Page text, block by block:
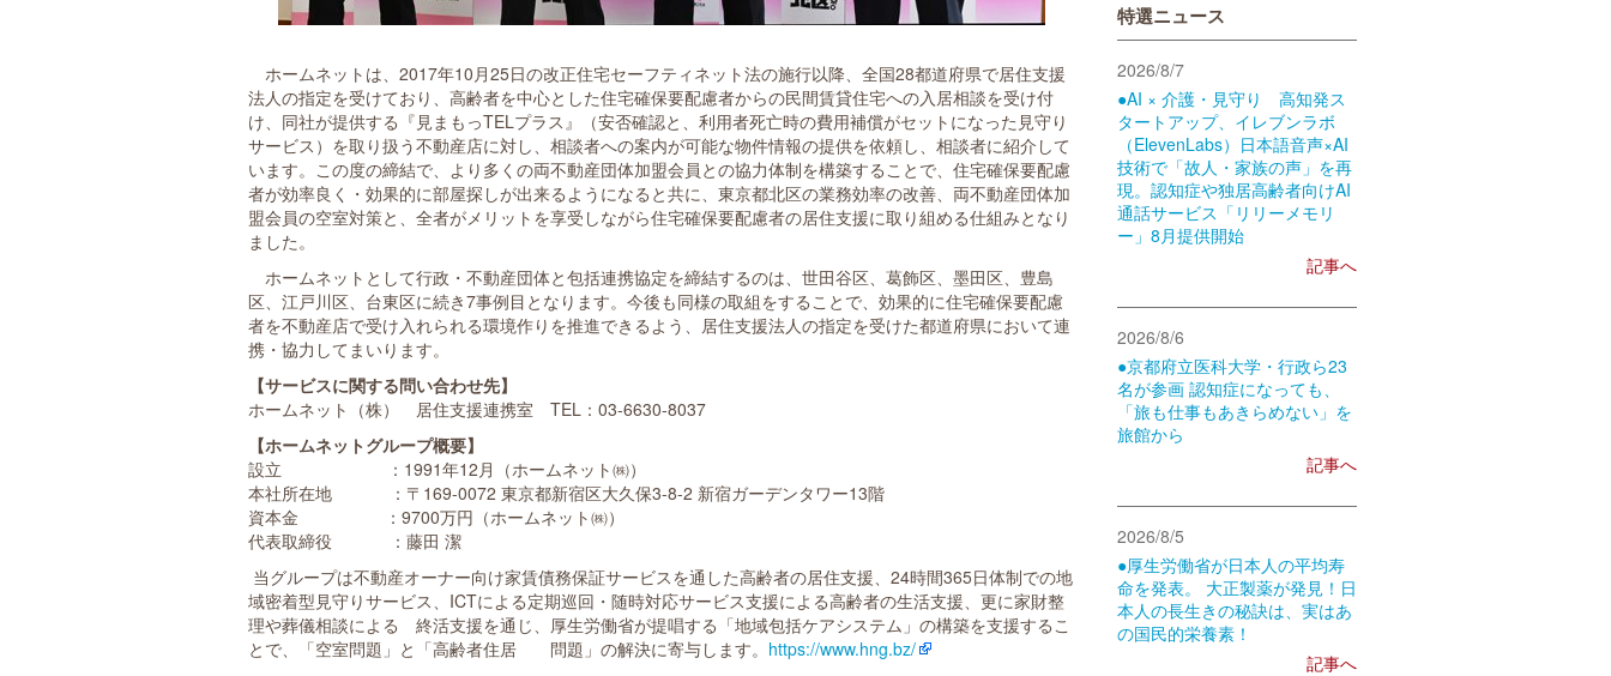
ホームネットは、2017年10月25日の改正住宅セーフティネット法の施行以降、全国28都道府県で居住支援
法人の指定を受けており、高齢者を中心とした住宅確保要配慮者からの民間賃貸住宅への入居相談を受け付
け、同社が提供する『見まもっTELプラス』（安否確認と、利用者死亡時の費用補償がセットになった見守り
サービス）を取り扱う不動産店に対し、相談者への案内が可能な物件情報の提供を依頼し、相談者に紹介して
います。この度の締結で、より多くの両不動産団体加盟会員との協力体制を構築することで、住宅確保要配慮
者が効率良く・効果的に部屋探しが出来るようになると共に、東京都北区の業務効率の改善、両不動産団体加
盟会員の空室対策と、全者がメリットを享受しながら住宅確保要配慮者の居住支援に取り組める仕組みとなり
ました。
ホームネットとして行政・不動産団体と包括連携協定を締結するのは、世田谷区、葛飾区、墨田区、豊島
区、江戸川区、台東区に続き7事例目となります。今後も同様の取組をすることで、効果的に住宅確保要配慮
者を不動産店で受け入れられる環境作りを推進できるよう、居住支援法人の指定を受けた都道府県において連
携・協力してまいります。
【サービスに関する問い合わせ先】
ホームネット（株） 居住支援連携室 TEL：03-6630-8037
【ホームネットグループ概要】
設立 ：1991年12月（ホームネット㈱）
本社所在地 ：〒169-0072 東京都新宿区大久保3-8-2 新宿ガーデンタワー13階
資本金 ：9700万円（ホームネット㈱）
代表取締役 ：藤田 潔
当グループは不動産オーナー向け家賃債務保証サービスを通した高齢者の居住支援、24時間365日体制での地
域密着型見守りサービス、ICTによる定期巡回・随時対応サービス支援による高齢者の生活支援、更に家財整
理や葬儀相談による 終活支援を通じ、厚生労働省が提唱する「地域包括ケアシステム」の構築を支援するこ
とで、「空室問題」と「高齢者住居 問題」の解決に寄与します。 https://www.hng.bz/
特選ニュース
2026/8/7
●AI × 介護・見守り 高知発ス
タートアップ、イレブンラボ
（ElevenLabs）日本語音声×AI
技術で「故人・家族の声」を再
現。認知症や独居高齢者向けAI
通話サービス「リリーメモリ
ー」8月提供開始
記事へ
2026/8/6
●京都府立医科大学・行政ら23
名が参画 認知症になっても、
「旅も仕事もあきらめない」を
旅館から
記事へ
2026/8/5
●厚生労働省が日本人の平均寿
命を発表。 大正製薬が発見！日
本人の長生きの秘訣は、実はあ
の国民的栄養素！
記事へ